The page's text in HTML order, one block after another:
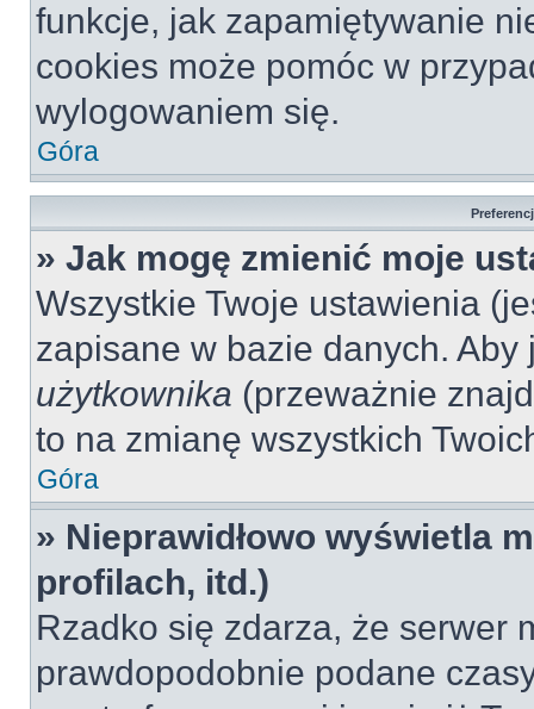
funkcje, jak zapamiętywanie
cookies może pomóc w
wylogowaniem się.
Góra
» Jak mogę zmienić moje
Wszystkie Twoje ustawienia
zapisane w bazie danych.
użytkownika (przeważnie
to na zmianę wszystkich
Góra
» Nieprawidłowo wyświetla
profilach, itd.)
Rzadko się zdarza, że serwer
prawdopodobnie podane